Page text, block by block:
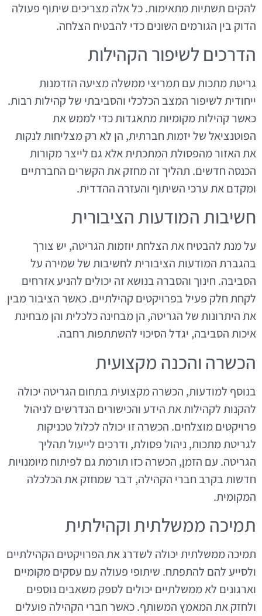
להקים תשתיות מתאימות. כל אלה מצריכים שיתוף פעולה
הדוק בין הגורמים השונים כדי להבטיח הצלחה.
הדרכים לשיפור הקהילות
גריטת מתכות עם תמריצי ממשלה מציעה הזדמנות
ייחודית לשיפור המצב הכלכלי והסביבתי של קהילות רבות.
כאשר קהילות מקומיות מתאגדות כדי לממש את
הפוטנציאל של יזמות חברתית, הן לא רק מצליחות לנקות
את האזור מהפסולת המתכתית אלא גם לייצר מקורות
הכנסה חדשים. תהליך זה מחזק את הקשרים החברתיים
ומקדם את ערכי השיתוף והעזרה ההדדית.
חשיבות המודעות הציבורית
על מנת להבטיח את הצלחת יוזמות הגריטה, יש צורך
בהגברת המודעות הציבורית לחשיבות של שמירה על
הסביבה. חינוך והסברה בנושא זה יכולים להניע אזרחים
לקחת חלק פעיל בפרויקטים קהילתיים. כאשר הציבור מבין
את היתרונות של הגריטה, הן מבחינה כלכלית והן מבחינת
איכות הסביבה, יגדל הסיכוי להשתתפות רחבה.
הכשרה והכנה מקצועית
בנוסף למודעות, הכשרה מקצועית בתחום הגריטה יכולה
להקנות לקהילות את הידע והכישורים הנדרשים לניהול
פרויקטים מוצלחים. הכשרה זו יכולה לכלול טכניקות
לגריטת מתכות, ניהול פסולת, ודרכים לייעול תהליך
הגריטה. עם הזמן, הכשרה כזו תורמת גם לפיתוח מיומנויות
חדשות בקרב חברי הקהילה, דבר שמחזק את הכלכלה
המקומית.
תמיכה ממשלתית וקהילתית
תמיכה ממשלתית יכולה לשדרג את הפרויקטים הקהילתיים
ולסייע להם להתפתח. שיתופי פעולה עם עסקים מקומיים
וארגונים לא ממשלתיים יכולים לספק משאבים נוספים
ולחזק את המאמץ המשותף. כאשר חברי הקהילה פועלים